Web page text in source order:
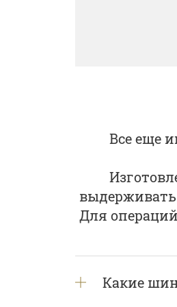
Все еще
выдерживать
Для
Какие